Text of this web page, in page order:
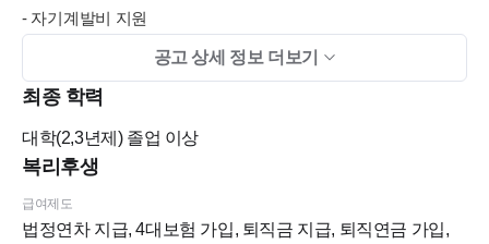
- 자기계발비 지원
- 식대지원 (점심, 저녁)
- 간식 지원
- 생일 복지비+ 생일 연차 , 명절 복지비, 헬스 복지비
■ 급여
*희망급여 기재 후 협의 가능합니다 * 최고대우!!
공고 상세 정보 더보기
최종 학력
대학(2,3년제)졸업 이상
복리후생
급여제도
법정연차 지급, 4대보험 가입, 퇴직금 지급, 퇴직연금 가입,